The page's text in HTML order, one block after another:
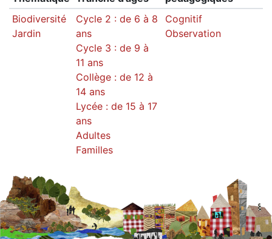
Biodiversité
Jardin
Cycle 2 : de 6 à 8
ans
Cycle 3 : de 9 à
11 ans
Collège : de 12 à
14 ans
Lycée : de 15 à 17
ans
Adultes
Familles
Cognitif
Observation